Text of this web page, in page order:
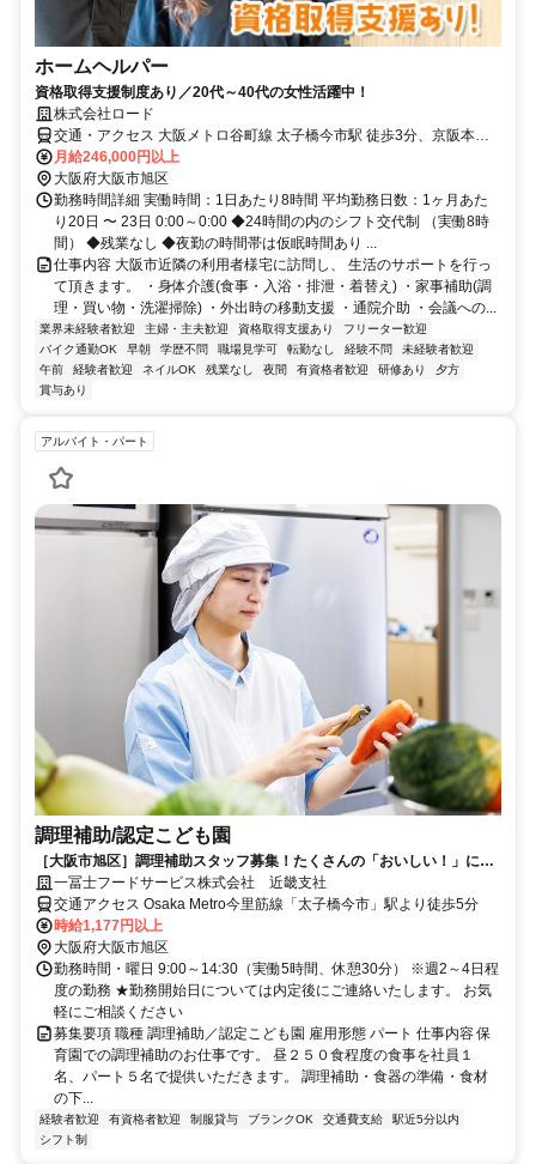
ホームヘルパー
資格取得支援制度あり／20代～40代の女性活躍中！
株式会社ロード
交通・アクセス 大阪メトロ谷町線 太子橋今市駅 徒歩3分、京阪本線
滝井駅 徒歩5分、京阪本線 守口市駅 徒歩15分
月給246,000円以上
大阪府大阪市旭区
勤務時間詳細 実働時間：1日あたり8時間 平均勤務日数：1ヶ月あた
り20日 〜 23日 0:00～0:00 ◆24時間の内のシフト交代制 （実働8時
間） ◆残業なし ◆夜勤の時間帯は仮眠時間あり ...
仕事内容 大阪市近隣の利用者様宅に訪問し、 生活のサポートを行っ
て頂きます。 ・身体介護(食事・入浴・排泄・着替え) ・家事補助(調
理・買い物・洗濯掃除) ・外出時の移動支援 ・通院介助 ・会議への...
業界未経験者歓迎 主婦・主夫歓迎 資格取得支援あり
フリーター歓迎
バイク通勤OK
早朝 学歴不問 職場見学可 転勤なし 経験不問
未経験者歓迎
午前
経験者歓迎 ネイルOK 残業なし 夜間 有資格者歓迎 研修あり
夕方
賞与あり
アルバイト・パート
調理補助/認定こども園
［大阪市旭区］調理補助スタッフ募集！たくさんの「おいしい！」につ
ながるやりがいある仕事をしましょう！
一冨士フードサービス株式会社 近畿支社
交通アクセス Osaka Metro今里筋線「太子橋今市」駅より徒歩5分
時給1,177円以上
大阪府大阪市旭区
勤務時間・曜日 9:00～14:30（実働5時間、休憩30分） ※週2～4日程
度の勤務 ★勤務開始日については内定後にご連絡いたします。 お気
軽にご相談ください
募集要項 職種 調理補助／認定こども園 雇用形態 パート 仕事内容 保
育園での調理補助のお仕事です。 昼２５０食程度の食事を社員１
名、パート５名で提供いただきます。 調理補助・食器の準備・食材
の下...
経験者歓迎 有資格者歓迎 制服貸与 ブランクOK 交通費支給
駅近5分以内
シフト制